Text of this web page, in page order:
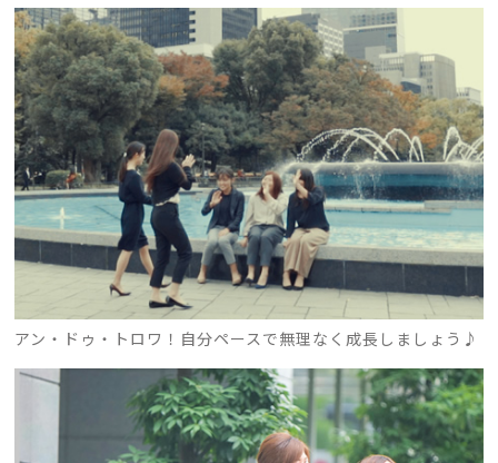
アン・ドゥ・トロワ！自分ペースで無理なく成長しましょう♪